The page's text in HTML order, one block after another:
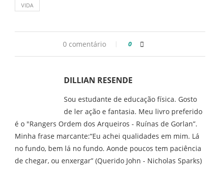
VIDA
0 comentário 0
DILLIAN RESENDE
Sou estudante de educação física. Gosto
de ler ação e fantasia. Meu livro preferido
é o "Rangers Ordem dos Arqueiros - Ruínas de Gorlan”.
Minha frase marcante:“Eu achei qualidades em mim. Lá
no fundo, bem lá no fundo. Aonde poucos tem paciência
de chegar, ou enxergar” (Querido John - Nicholas Sparks)